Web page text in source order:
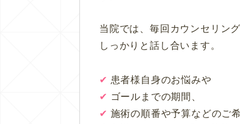
当院では、毎回カウンセリン
しっかりと話し合います。
✔︎ 患者様自身のお悩みや
✔︎ ゴールまでの期間、
✔︎ 施術の順番や予算などのご